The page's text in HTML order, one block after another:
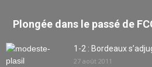
Plongée dans le passé de
1-2 : Bordeaux
27 août 2011